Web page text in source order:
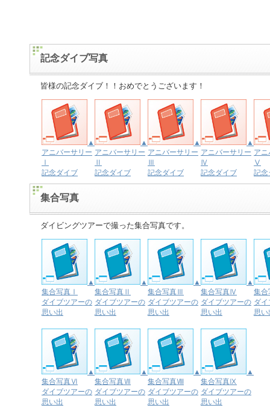
記念ダイブ写真
皆様の記念ダイブ！！おめでとうございます！
▲
アニバーサリー
Ⅰ
記念ダイブ
▲
アニバーサリー
Ⅱ
記念ダイブ
▲
アニバーサリー
Ⅲ
記念ダイブ
▲
アニバーサリー
Ⅳ
記念ダイブ
ア
Ⅴ
記念
集合写真
ダイビングツアーで撮った集合写真です。
▲
集合写真Ⅰ
ダイブツアーの
思い出
▲
集合写真Ⅱ
ダイブツアーの
思い出
▲
集合写真Ⅲ
ダイブツアーの
思い出
▲
集合写真Ⅳ
ダイブツアーの
思い出
集
ダ
思い
▲
集合写真Ⅵ
ダイブツアーの
思い出
▲
集合写真Ⅶ
ダイブツアーの
思い出
▲
集合写真Ⅷ
ダイブツアーの
思い出
▲
集合写真Ⅸ
ダイブツアーの
思い出